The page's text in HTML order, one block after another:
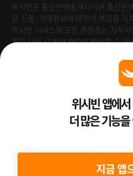
위시빈은 통신판매중개자이며 통신판
은 상품·거래정보에 대하여 책임을 지
위시빈 서비스의 모든 콘텐츠는 저작
혹은 사용 시 법적 책임이 발생할 수 있
Venture Enterprise위시빈 앱에
더 많은 기능
지금 앱